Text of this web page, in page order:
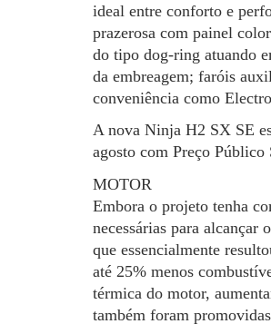
ideal entre conforto e
prazerosa com painel
do tipo dog-ring atuando
da embreagem; faróis
conveniência como
A nova Ninja H2 SX SE
agosto com Preço
MOTOR
Embora o projeto tenha
necessárias para
que essencialmente
até 25% menos
térmica do motor,
também foram